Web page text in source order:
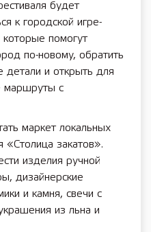
будет
к городской игре-
помогут
по-новому, обратить
детали и открыть для
маршруты с
маркет локальных
«Столица закатов».
изделия ручной
дизайнерские
и камня, свечи с
из льна и